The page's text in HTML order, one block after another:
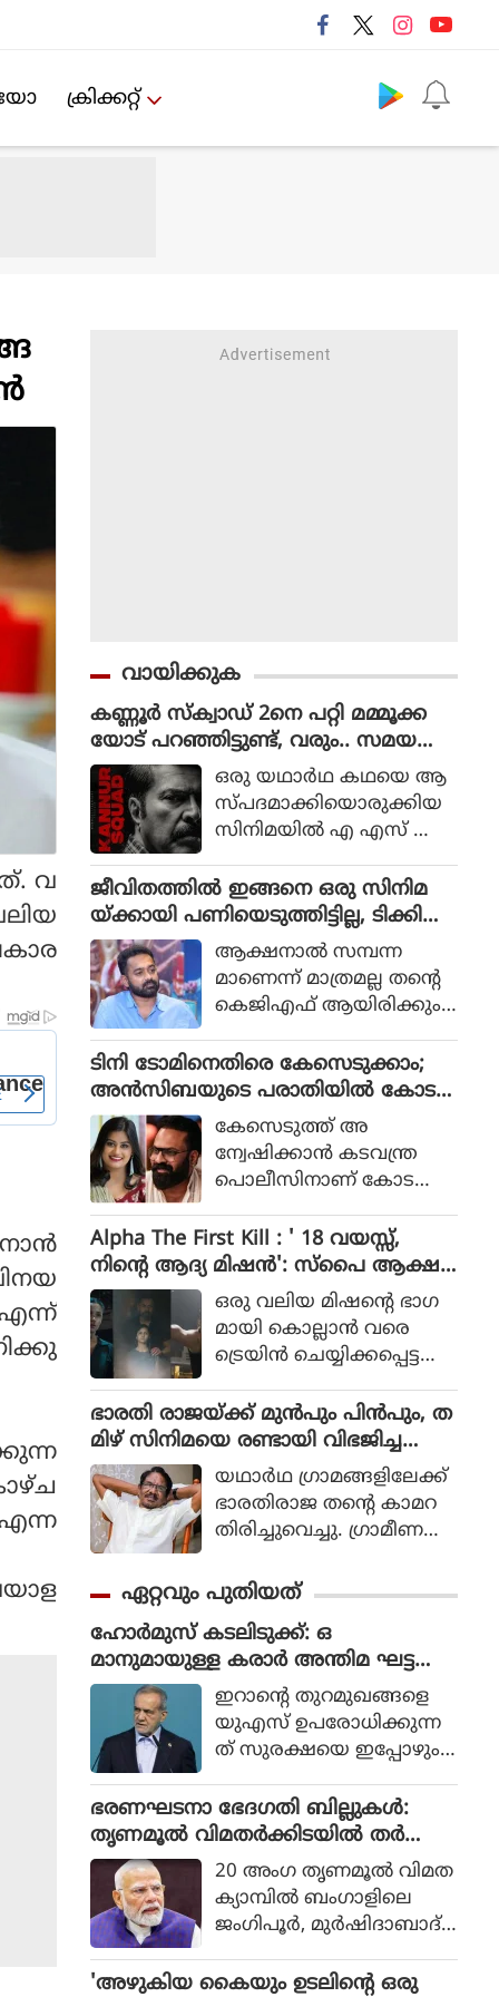
ക്രിക്കറ്റ്‌
വ
വായിക്കുക
കണ്ണൂർ സ്ക്വാഡ് 2നെ പറ്റി മമ്മൂക്ക
യോട് പറഞ്ഞിട്ടുണ്ട്, വരും.. സമയ
മെടുക്കും : റോണി ഡേവിഡ്
ഒരു യഥാര്‍ഥ കഥയെ ആ
സ്പദമാക്കിയൊരുക്കിയ
സിനിമയില്‍ എ എസ് ഐ
ഥാപാത്രമായാണ് മമ്മൂട്ടി
എത്തിയത്. ഒരു കുറ്റ
വാളിയെ പിടികൂടാനായി ഉ
ത്തരേന്ത്യന്‍ സംസ്ഥാനങ്ങ
ളിലേക്ക് യാത്ര തിരിക്കുന്ന
പോലീസ് സംഘത്തിന്റെ ക
ഥയായിരുന്നു 2023ല്‍ പുറ
ത്തിറങ്ങിയ സിനിമ പറ
ഞ്ഞത്.
ജീവിതത്തിൽ ഇങ്ങനെ ഒരു സിനിമ
യ്ക്കായി പണിയെടുത്തിട്ടില്ല, ടിക്കി
ടാക്കയെ പറ്റി ആസിഫ് അലി
ആക്ഷനാല്‍ സമ്പന്ന
മാണെന്ന് മാത്രമല്ല തന്റെ
കെജിഎഫ് ആയിരിക്കും
അലിയുടെ തുറന്നുപറയ
ലും ഒപ്പം വി എസ്
രോഹിത്- ആസിഫ് അലി
കൂട്ടുക്കെട്ടിലുള്ള വിശ്വാസ
വും സിനിമയ്ക്ക് വലിയ
ഹൈപ്പ് നല്‍കിയിട്ടുണ്ട്.
ടിനി ടോമിനെതിരെ കേസെടുക്കാം;
അൻസിബയുടെ പരാതിയിൽ കോട
തി നിർദേശം കേസെടുത്ത് അ
ന്വേഷിക്കാൻ കടവന്ത്ര
പൊലീസിനാണ് കോട
Alpha The First Kill : ' 18 വയസ്സ്,
നിന്റെ ആദ്യ മിഷന്‍': സ്‌പൈ ആക്ഷ
ന്‍ ചിത്രത്തില്‍ നായികയായി ആലിയ,
ആല്‍ഫ ടീസര്‍ പുറത്ത്
ഒരു വലിയ മിഷന്റെ ഭാഗ
മായി കൊല്ലാന്‍ വരെ
ട്രെയിന്‍ ചെയ്യിക്കപ്പെട്ട
ലിയ സിനിമയിലെത്തുന്ന
ത്.
ഭാരതി രാജയ്ക്ക് മുൻപും പിൻപും, ത
മിഴ് സിനിമയെ രണ്ടായി വിഭജിച്ച
സംവിധായകൻ, ഭാരതി രാജ വിട പറ
യുമ്പോൾ
യഥാര്‍ഥ ഗ്രാമങ്ങളിലേക്ക്
ഭാരതിരാജ തന്റെ കാമറ
തിരിച്ചുവെച്ചു. ഗ്രാമീണ
യായ തലത്തില്‍ ആ
വിഷ്‌കരിച്ചുകൊണ്ടാണ്
ഭാരതിരാജ വിപ്ലവം
തീര്‍ത്തത്.
ഏറ്റവും പുതിയത്
ഹോര്‍മുസ് കടലിടുക്ക്: ഒ
മാനുമായുള്ള കരാര്‍ അന്തിമ ഘട്ട
ത്തിലാണെന്ന് ഇറാന്‍ഇറാന്റെ തുറമുഖങ്ങളെ
യുഎസ് ഉപരോധിക്കുന്ന
ത് സുരക്ഷയെ ഇപ്പോഴും
ദ്ദേഹം പറഞ്ഞു.
ഭരണഘടനാ ഭേദഗതി ബില്ലുകൾ:
തൃണമൂൽ വിമതർക്കിടയിൽ തർക്കം,
ഡിഎംകെയെ ഒപ്പം നിർത്താൻ നീക്ക
വുമായി ബിജെപി
20 അംഗ തൃണമൂല്‍ വിമത
ക്യാമ്പില്‍ ബംഗാളിലെ
ജംഗിപൂര്‍, മുര്‍ഷിദാബാദ്,
മണ്ഡലങ്ങളെ പ്ര
'അഴുകിയ കൈയും ഉടലിന്റെ ഒരു